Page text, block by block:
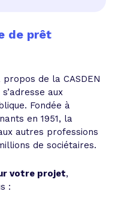
de prêt
de la CASDEN
aux
Fondée à
en 1951, la
autres professions
de sociétaires.
votre projet,
: